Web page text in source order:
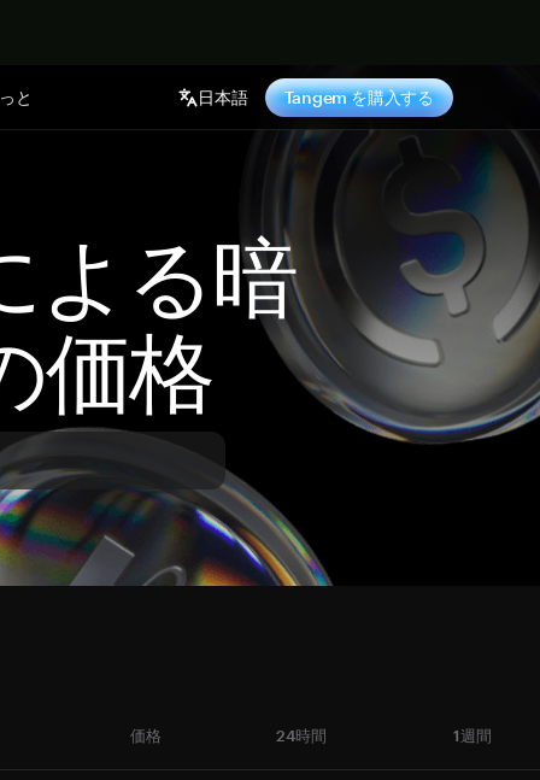
と 日本語 Tangem を購入する
よる暗
価格
価格 24時間 1週間